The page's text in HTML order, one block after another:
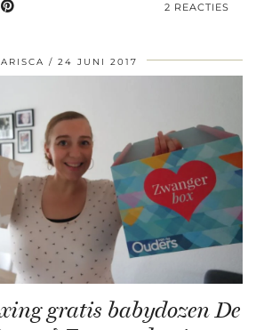
2 REACTIES
24 JUNI 2017
gratis babydozen De